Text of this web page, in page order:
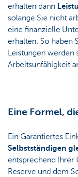
erhalten dann
solange Sie nicht
eine finanzielle
erhalten. So haben
Leistungen werden
Arbeitsunfähigkeit
Eine Formel,
Ein Garantiertes
Selbstständigen
entsprechend Ihrer
Reserve und dem